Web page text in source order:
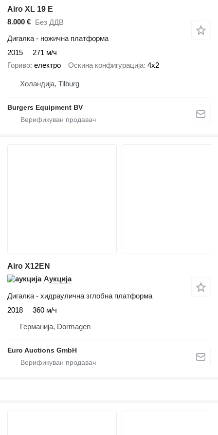
Airo XL 19 E
8.000 € Без ДДВ
Дигалка - ножична платформа
2015
271 м/ч
Гориво електро Оскина конфигурација 4x2
Холандија, Tilburg
Burgers Equipment BV
Airo X12EN
Аукција
Дигалка - хидраулична зглобна платформа
2018
360 м/ч
Германија, Dormagen
Euro Auctions GmbH